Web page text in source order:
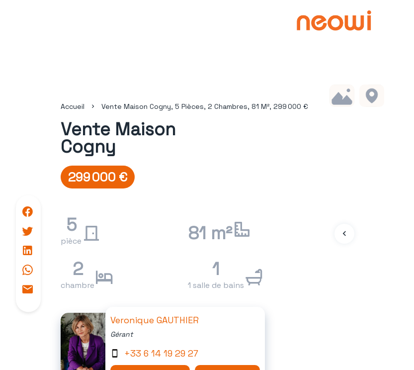
Accueil Vente Maison Cogny, 5 Pièces, 2 Chambres, 81 M², 299 000 €
Vente Maison
Cogny
299 000 €
5
pièce
81 m²
2
chambre
1
1 salle de bains
Veronique GAUTHIER
Gérant
+33 6 14 19 29 27